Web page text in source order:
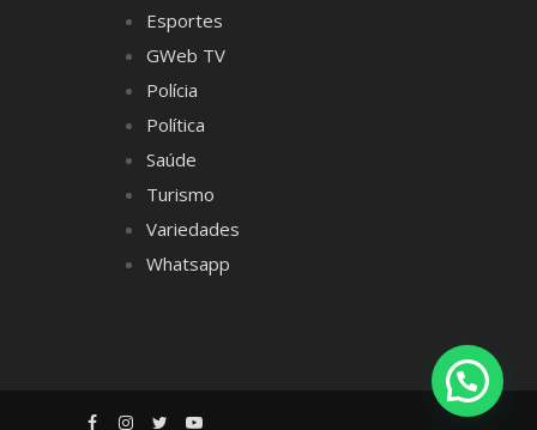
Esportes
GWeb TV
Polícia
Política
Saúde
Turismo
Variedades
Whatsapp